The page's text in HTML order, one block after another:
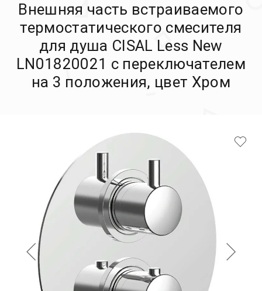
Внешняя часть встраиваемого
термостатического смесителя
для душа CISAL Less New
LN01820021 с переключателем
на 3 положения, цвет Хром